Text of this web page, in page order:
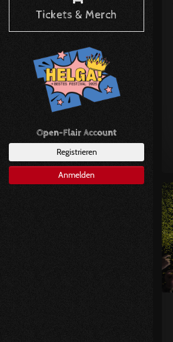
Tickets & Merch
Open-Flair Account
Registrieren
Anmelden